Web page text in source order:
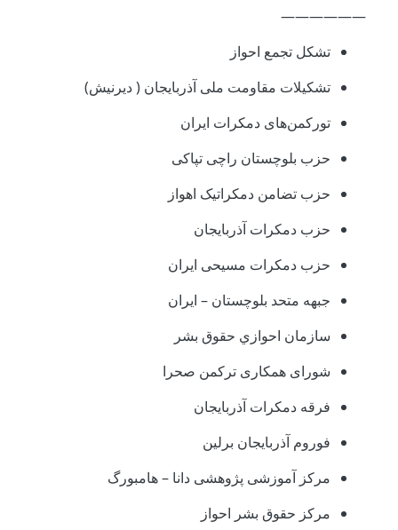
——————
تشکل تجمع احواز
تشکیلات‌ مقاومت‌ ملی آذربایجان ( دیرنیش)
تورکمن‌های دمکرات ایران
حزب بلوچستان راچی تپاکی
حزب تضامن دمکراتیک اهواز
حزب دمکرات آذربایجان
حزب دمکرات مسیحی ایران
جبهه متحد بلوچستان – ایران
سازمان احوازي حقوق بشر
شورای همکاری ترکمن صحرا
فرقه دمکرات آذربایجان
فوروم آذربایجان برلین
مرکز آموزشی ‌پژوهشی دانا – هامبورگ
مرکز حقوق بشر احواز